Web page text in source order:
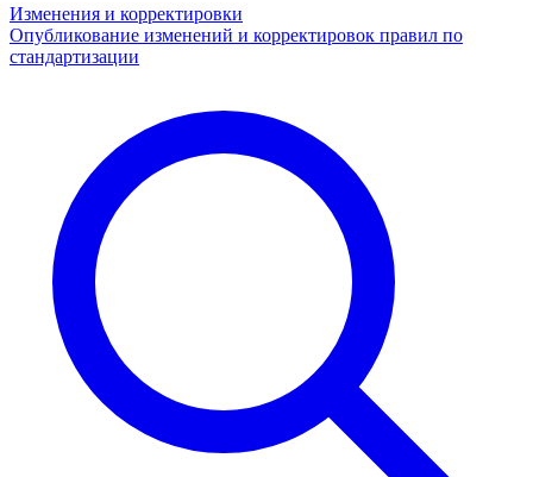
Изменения и корректировки
Опубликование изменений и корректировок правил по
стандартизации